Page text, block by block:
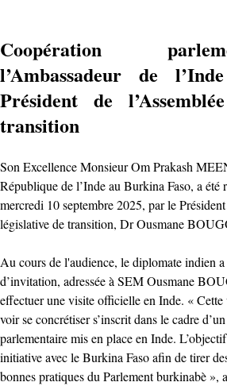
Coopération
l’Ambassadeur de
Président de
transition
Son Excellence Monsieur Om Prakash
République de l’Inde au Burkina Faso, a été
mercredi 10 septembre 2025, par le
législative de transition, Dr Ousmane
Au cours de l'audience, le diplomate indien
d’invitation, adressée à SEM Ousmane
effectuer une visite officielle en Inde. « Cette
voir se concrétiser s’inscrit dans le cadre
parlementaire mis en place en Inde.
initiative avec le Burkina Faso afin de tirer
bonnes pratiques du Parlement burkinabè »,